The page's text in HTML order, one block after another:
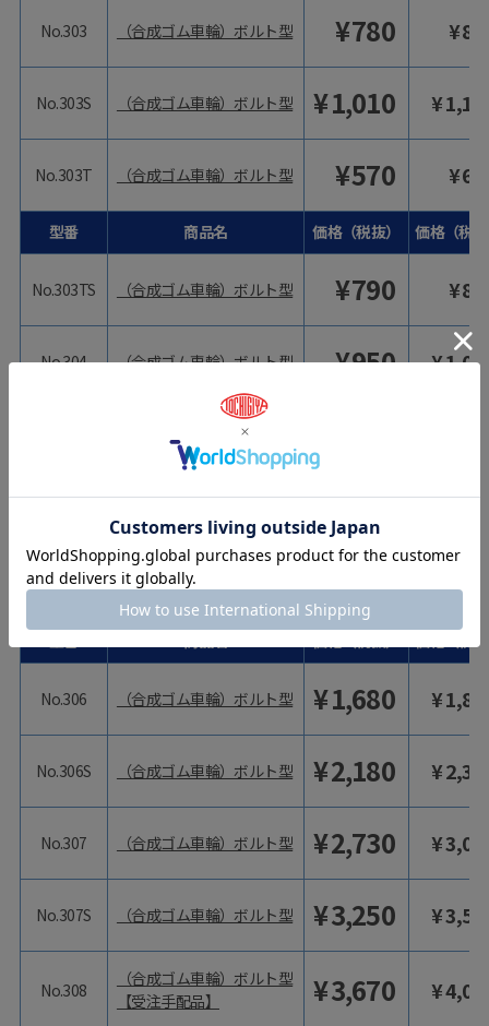
No.303
No.303S
No.303T
型番
No.303TS
No.304
No.305S
No.306
No.306S
No.307
No.307S
No.308
（合成ゴム車輪）ボルト型 ¥780 ¥
（合成ゴム車輪）ボルト型 ¥1,010 ¥
（合成ゴム車輪）ボルト型 ¥570 ¥
商品名 価格（税抜） 価格（税
（合成ゴム車輪）ボルト型 ¥790 ¥
（合成ゴム車輪）ボルト型 ¥950 ¥
（合成ゴム車輪）ボルト型
【受注手配品】
¥ 1,430
（合成ゴム車輪）ボルト型 ¥1,890 ¥
価格（税
（合成ゴム車輪）ボルト型 ¥1,680 ¥
（合成ゴム車輪）ボルト型 ¥2,180 ¥
（合成ゴム車輪）ボルト型 ¥2,730 ¥
（合成ゴム車輪）ボルト型 ¥3,250 ¥
（合成ゴム車輪）ボルト型
【受注手配品】
¥3,670 ¥